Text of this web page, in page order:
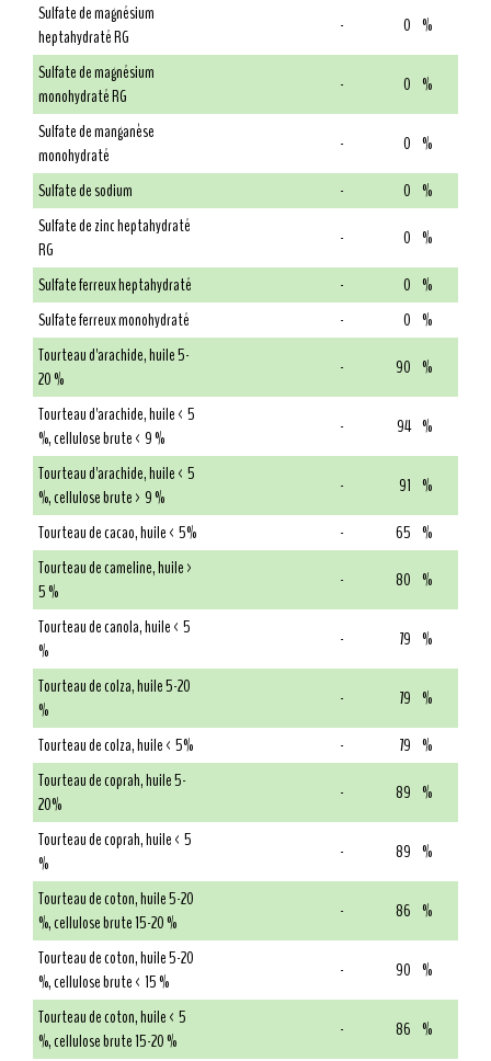
Sulfate de magnésium
heptahydraté RG
- 0 %
Sulfate de magnésium
monohydraté RG
- 0 %
Sulfate de manganèse
monohydraté
- 0 %
Sulfate de sodium
- 0 %
Sulfate de zinc heptahydraté
RG
- 0 %
Sulfate ferreux heptahydraté
- 0 %
Sulfate ferreux monohydraté
- 0 %
Tourteau d'arachide, huile 5-
20 %
- 90 %
Tourteau d'arachide, huile < 5
%, cellulose brute < 9 %
- 94 %
Tourteau d'arachide, huile < 5
%, cellulose brute > 9 %
- 91 %
Tourteau de cacao, huile < 5%
- 65 %
Tourteau de cameline, huile >
5 %
- 80 %
Tourteau de canola, huile < 5
%
- 79 %
Tourteau de colza, huile 5-20
%
- 79 %
Tourteau de colza, huile < 5%
- 79 %
Tourteau de coprah, huile 5-
20%
- 89 %
Tourteau de coprah, huile < 5
%
- 89 %
Tourteau de coton, huile 5-20
%, cellulose brute 15-20 %
- 86 %
Tourteau de coton, huile 5-20
%, cellulose brute < 15 %
- 90 %
Tourteau de coton, huile < 5
%, cellulose brute 15-20 %
- 86 %